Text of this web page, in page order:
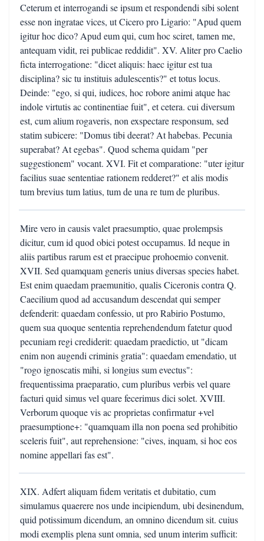
Ceterum et interrogandi se ipsum et respondendi sibi solent
esse non ingratae vices, ut Cicero pro Ligario: "Apud quem
igitur hoc dico? Apud eum qui, cum hoc sciret, tamen me,
antequam vidit, rei publicae reddidit". XV. Aliter pro Caelio
ficta interrogatione: "dicet aliquis: haec igitur est tua
disciplina? sic tu instituis adulescentis?" et totus locus.
Deinde: "ego, si qui, iudices, hoc robore animi atque hac
indole virtutis ac continentiae fuit", et cetera. cui diversum
est, cum alium rogaveris, non exspectare responsum, sed
statim subicere: "Domus tibi deerat? At habebas. Pecunia
superabat? At egebas". Quod schema quidam "per
suggestionem" vocant. XVI. Fit et comparatione: "uter igitur
facilius suae sententiae rationem redderet?" et alis modis
tum brevius tum latius, tum de una re tum de pluribus.
Mire vero in causis valet praesumptio, quae prolempsis
dicitur, cum id quod obici potest occupamus. Id neque in
aliis partibus rarum est et praecipue prohoemio convenit.
XVII. Sed quamquam generis unius diversas species habet.
Est enim quaedam praemunitio, qualis Ciceronis contra Q.
Caecilium quod ad accusandum descendat qui semper
defenderit: quaedam confessio, ut pro Rabirio Postumo,
quem sua quoque sententia reprehendendum fatetur quod
pecuniam regi crediderit: quaedam praedictio, ut "dicam
enim non augendi criminis gratia": quaedam emendatio, ut
"rogo ignoscatis mihi, si longius sum evectus":
frequentissima praeparatio, cum pluribus verbis vel quare
facturi quid simus vel quare fecerimus dici solet. XVIII.
Verborum quoque vis ac proprietas confirmatur +vel
praesumptione+: "quamquam illa non poena sed prohibitio
sceleris fuit", aut reprehensione: "cives, inquam, si hoc eos
nomine appellari fas est".
XIX. Adfert aliquam fidem veritatis et dubitatio, cum
simulamus quaerere nos unde incipiendum, ubi desinendum,
quid potissimum dicendum, an omnino dicendum sit. cuius
modi exemplis plena sunt omnia, sed unum interim sufficit: